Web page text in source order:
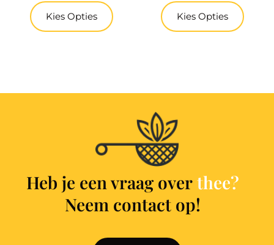
Kies Opties Kies Opties
Heb je een vraag over thee?
Neem contact op!